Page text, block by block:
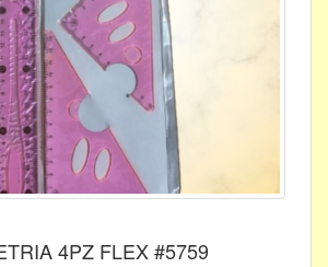
4PZ FLEX #5759